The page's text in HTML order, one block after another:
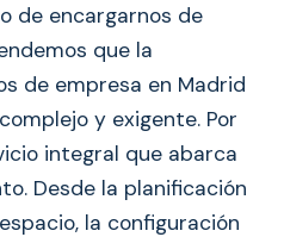
de encargarnos de
que la
de empresa en Madrid
y exigente. Por
integral que abarca
Desde la planificación
la configuración